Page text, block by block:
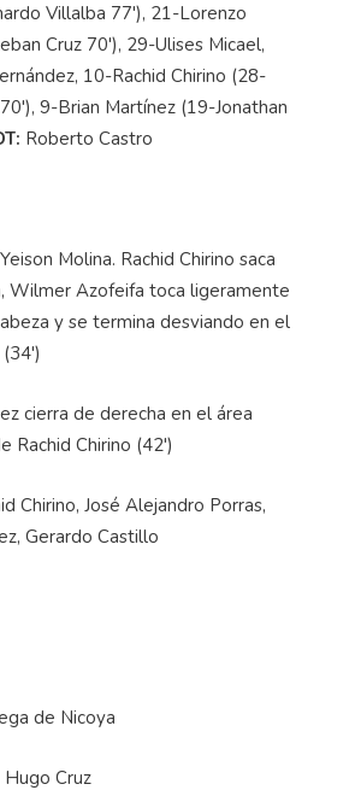
Villalba 77'), 21-Lorenzo
Cruz 70'), 29-Ulises Micael,
10-Rachid Chirino (28-
9-Brian Martínez (19-Jonathan
Roberto Castro
Molina. Rachid Chirino saca
Wilmer Azofeifa toca ligeramente
y se termina desviando en el
cierra de derecha en el área
Rachid Chirino (42')
Chirino, José Alejandro Porras,
Gerardo Castillo
de Nicoya
Hugo Cruz